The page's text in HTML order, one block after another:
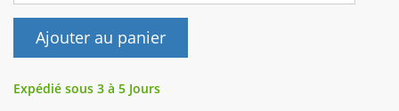
Ajouter au panier
Expédié sous 3 à 5 Jours